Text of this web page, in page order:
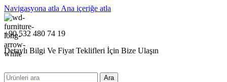
Navigasyona atla Ana içeriğe atla
+90 532 480 74 19
Detaylı Bilgi Ve Fiyat Teklifleri İçin Bize Ulaşın
Ara